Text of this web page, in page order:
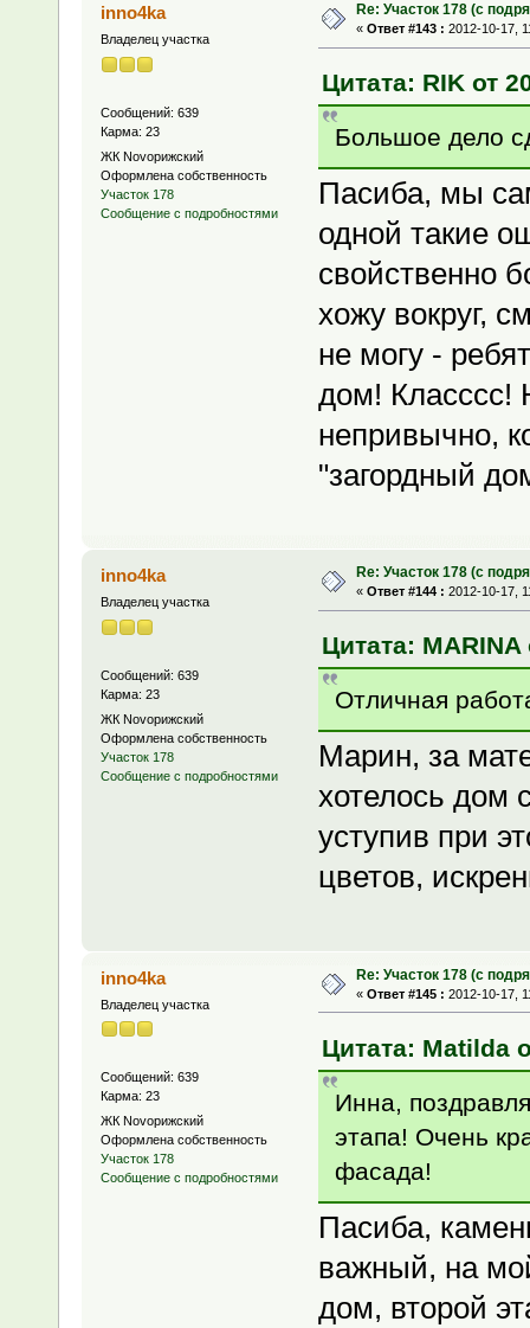
inno4ka
Владелец участка
Сообщений: 639
Карма: 23
ЖК Novoрижский
Оформлена собственность
Участок 178
Сообщение с подробностями
Re: Участок 178 (с
« Ответ #143 : 2012-10-17,
Цитата: RIK от
Большое дело
Пасиба, мы
одной такие
свойственно
хожу вокруг,
не могу -
дом! Класссс!
непривычно,
"загордный
inno4ka
Владелец участка
Сообщений: 639
Карма: 23
ЖК Novoрижский
Оформлена собственность
Участок 178
Сообщение с подробностями
Re: Участок 178 (с
« Ответ #144 : 2012-10-17,
Цитата: MARINA
Отличная
Марин, за
хотелось дом
уступив при
цветов,
inno4ka
Владелец участка
Сообщений: 639
Карма: 23
ЖК Novoрижский
Оформлена собственность
Участок 178
Сообщение с подробностями
Re: Участок 178 (с
« Ответ #145 : 2012-10-17,
Цитата: Matilda
Инна,
этапа! Очень
фасада!
Пасиба,
важный, на
дом, второй